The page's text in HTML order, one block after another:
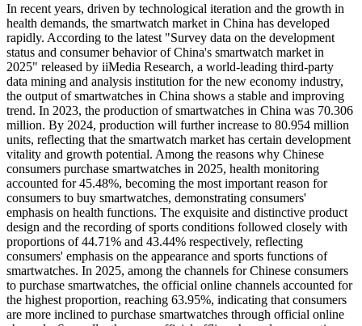
In recent years, driven by technological iteration and the growth in
health demands, the smartwatch market in China has developed
rapidly. According to the latest "Survey data on the development
status and consumer behavior of China's smartwatch market in
2025" released by iiMedia Research, a world-leading third-party
data mining and analysis institution for the new economy industry,
the output of smartwatches in China shows a stable and improving
trend. In 2023, the production of smartwatches in China was 70.306
million. By 2024, production will further increase to 80.954 million
units, reflecting that the smartwatch market has certain development
vitality and growth potential. Among the reasons why Chinese
consumers purchase smartwatches in 2025, health monitoring
accounted for 45.48%, becoming the most important reason for
consumers to buy smartwatches, demonstrating consumers'
emphasis on health functions. The exquisite and distinctive product
design and the recording of sports conditions followed closely with
proportions of 44.71% and 43.44% respectively, reflecting
consumers' emphasis on the appearance and sports functions of
smartwatches. In 2025, among the channels for Chinese consumers
to purchase smartwatches, the official online channels accounted for
the highest proportion, reaching 63.95%, indicating that consumers
are more inclined to purchase smartwatches through official online